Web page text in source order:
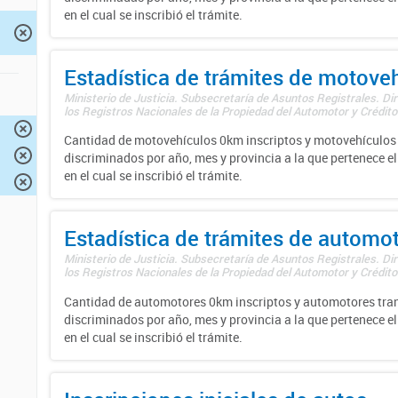
en el cual se inscribió el trámite.
Estadística de trámites de
Ministerio de Justicia. Subsecretaría de Asuntos Registrales.
los Registros Nacionales de la Propiedad del Automotor y
Cantidad de motovehículos 0km inscriptos y
discriminados por año, mes y provincia a la que pertenece
en el cual se inscribió el trámite.
Estadística de trámites de
Ministerio de Justicia. Subsecretaría de Asuntos Registrales.
los Registros Nacionales de la Propiedad del Automotor y
Cantidad de automotores 0km inscriptos y automotores
discriminados por año, mes y provincia a la que pertenece
en el cual se inscribió el trámite.